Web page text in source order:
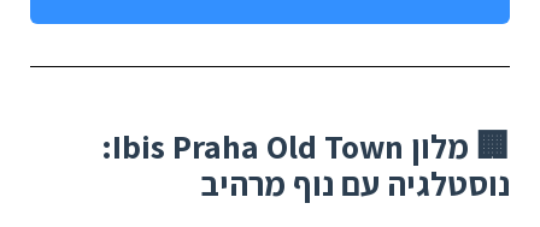
🏢 מלון Ibis Praha Old Town:
נוסטלגיה עם נוף מרהיב